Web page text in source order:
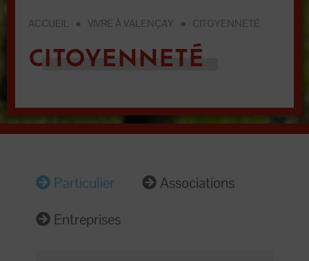
ACCUEIL ● VIVRE À VALENÇAY ● CITOYENNETÉ
CITOYENNETÉ
Particulier
Associations
Entreprises